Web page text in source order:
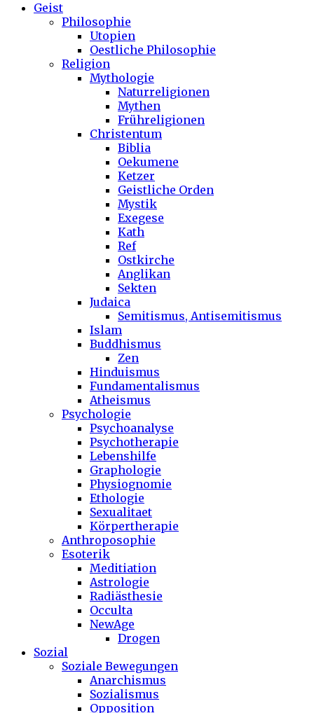
Geist
Philosophie
Utopien
Oestliche Philosophie
Religion
Mythologie
Naturreligionen
Mythen
Frühreligionen
Christentum
Biblia
Oekumene
Ketzer
Geistliche Orden
Mystik
Exegese
Kath
Ref
Ostkirche
Anglikan
Sekten
Judaica
Semitismus, Antisemitismus
Islam
Buddhismus
Zen
Hinduismus
Fundamentalismus
Atheismus
Psychologie
Psychoanalyse
Psychotherapie
Lebenshilfe
Graphologie
Physiognomie
Ethologie
Sexualitaet
Körpertherapie
Anthroposophie
Esoterik
Meditiation
Astrologie
Radiästhesie
Occulta
NewAge
Drogen
Sozial
Soziale Bewegungen
Anarchismus
Sozialismus
Opposition